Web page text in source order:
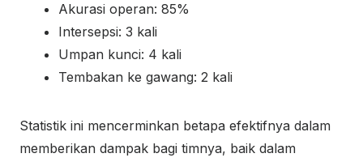
Akurasi operan: 85%
Intersepsi: 3 kali
Umpan kunci: 4 kali
Tembakan ke gawang: 2 kali
Statistik ini mencerminkan betapa efektifnya dalam
memberikan dampak bagi timnya, baik dalam